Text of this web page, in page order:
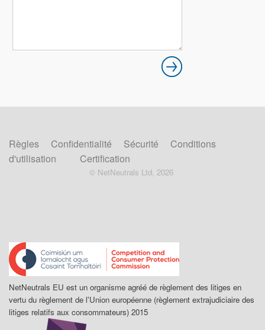
Règles Confidentialité Sécurité
Conditions
d'utilisation
Certification
© NetNeutrals Ltd, 2026
NetNeutrals EU est un organisme agréé de règlement des litiges en
vertu du règlement de l'Union européenne (règlement extrajudiciaire des
litiges relatifs aux consommateurs) 2015